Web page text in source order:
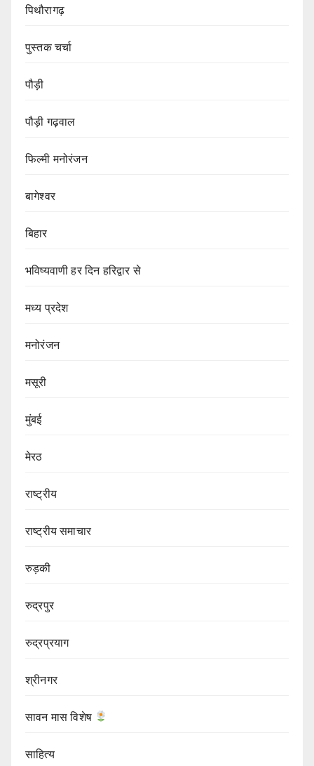
पिथौरागढ़
पुस्तक चर्चा
पौड़ी
पौड़ी गढ़वाल
फिल्मी मनोरंजन
बागेश्वर
बिहार
भविष्यवाणी हर दिन हरिद्वार से
मध्य प्रदेश
मनोरंजन
मसूरी
मुंबई
मेरठ
राष्ट्रीय
राष्ट्रीय समाचार
रुड़की
रुद्रपुर
रुद्रप्रयाग
श्रीनगर
सावन मास विशेष
साहित्य